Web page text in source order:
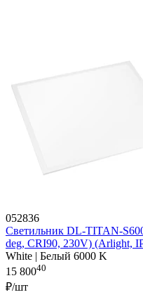
052836
Светильник DL-TITAN-
deg, CRI90, 230V) (Arlight,
White | Белый 6000 K
15 80040
₽/шт